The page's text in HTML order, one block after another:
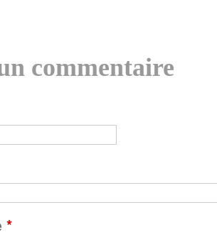
commentaire
*